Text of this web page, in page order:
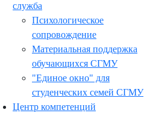
служба
Психологическое
сопровождение
Материальная поддержка
обучающихся СГМУ
"Единое окно" для
студенческих семей СГМУ
Центр компетенций